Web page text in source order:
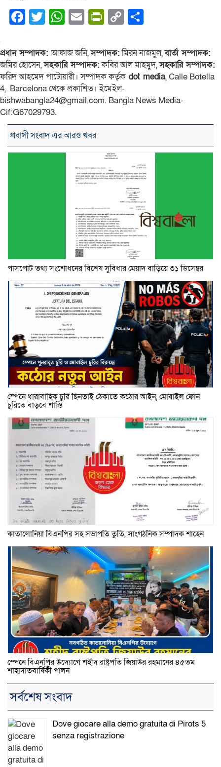
Facebook
Twitter
WhatsApp
EmailPrintFriendly
Copy
প্রধান সম্পাদক:আফাজ জনি,সম্পাদক:মিরন নাজমুল,বার্তা সম্পাদক:
জমির হোসেন,সহকারি সম্পাদক:কবির আল মাহমুদ,সহকারি সম্পাদক:
ফরিদ আহমেদ পাটোয়ারী। সম্পাদক কর্তৃক dot media, Calle Botella
4, Barcelona থেকে প্রকাশিত। ইমেইল-
bishwabangla24@gmail.com. Bangla News Media-
Cif:G67029793.
প্রবাসী সংবাদ এর আরও খবর
পাসপোর্ট তথ্য সংশোধনের বিশেষ সুবিধার মেয়াদ বাড়িয়ে ৩১ ডিসেম্বর
স্পেনে ধারাবাহিক চুরি ছিনতাই ঠেকাতে কঠোর আইন, মোবাইল ফোন
চুরিতে বাড়বে শাস্তি
কাতালোনিয়া বিএনপির সহ সভাপতি তুতি, সাংগঠনিক সম্পাদক শাহেন
স্পেনে বিএনপির উদ্যোগে শহীদ রাষ্ট্রপতি জিয়াউর রহমানের ৪৫তম
শাহাদাতবার্ষিকী পালন
সর্বশেষ সংবাদ
Dove giocare alla demo gratuita di Pirots 5
senza registrazione